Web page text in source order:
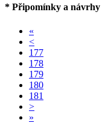
* Připomínky a návrhy
«
<
177
178
179
180
181
>
»